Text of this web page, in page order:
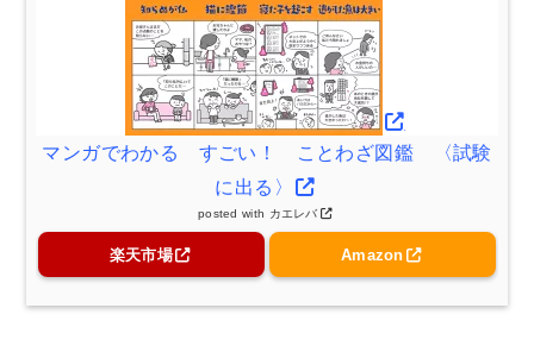
マンガでわかる すごい！ ことわざ図鑑 〈試験
に出る〉
posted with カエレバ
楽天市場 Amazon